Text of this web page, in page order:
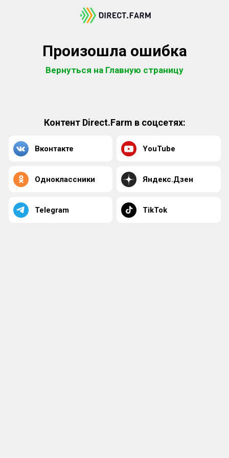
Произошла ошибка
Вернуться на Главную страницу
Контент Direct.Farm в соцсетях:
Вконтакте YouTube
Одноклассники Яндекс.Дзен
Telegram TikTok